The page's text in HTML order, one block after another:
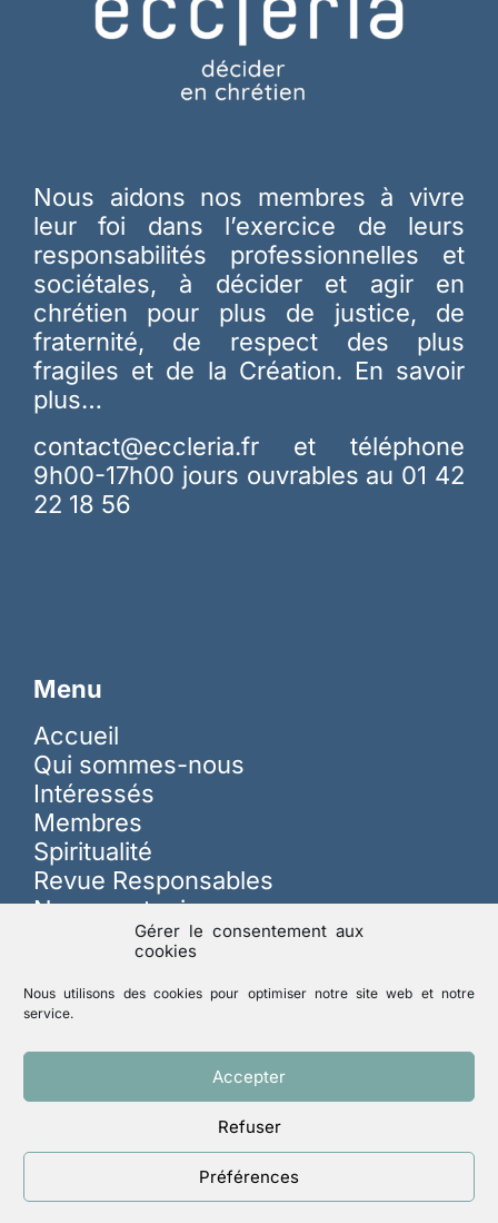
Gérer le consentement aux
cookies
Nous utilisons des cookies pour optimiser notre site web et notre
service.
Accepter
Refuser
Préférences
Nous aidons nos membres à vivre
leur foi dans l’exercice de leurs
responsabilités professionnelles et
sociétales, à décider et agir en
chrétien pour plus de justice, de
fraternité, de respect des plus
fragiles et de la Création. En savoir
plus…
contact@eccleria.fr et téléphone
9h00-17h00 jours ouvrables au 01 42
22 18 56
Menu
Accueil
Qui sommes-nous
Intéressés
Membres
Spiritualité
Revue Responsables
Nous soutenir
Lutte contre les abus
Mentions légales
Politique de confidentialité
ACCK